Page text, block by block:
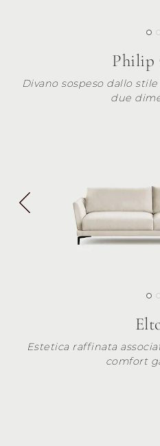
Philip
Divano sospeso dallo
due
Estetica raffinata
comfort